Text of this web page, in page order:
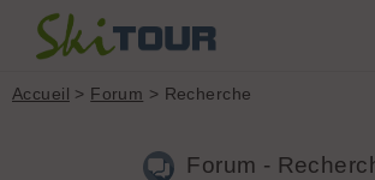
Accueil > Forum > Recherche
Forum -